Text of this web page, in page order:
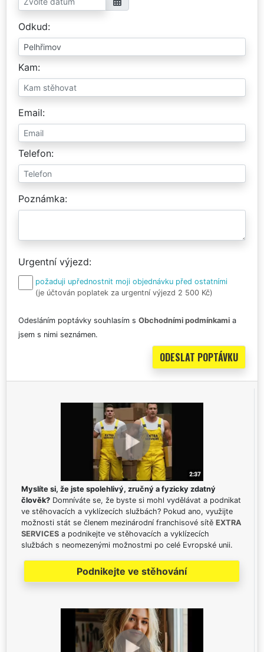
Odkud
Kam
Email
Telefon
Poznámka
Urgentní výjezd
požaduji upřednostnit moji objednávku před ostatními
(je účtován poplatek za urgentní výjezd 2 500 Kč)
Odesláním poptávky souhlasím s Obchodními podmínkami a
jsem s nimi seznámen.
Myslíte si, že jste spolehlivý, zručný a fyzicky zdatný
člověk? Domníváte se, že byste si mohl vydělávat a podnikat
ve stěhovacích a vyklízecích službách? Pokud ano, využijte
možnosti stát se členem mezinárodní franchisové sítě EXTRA
SERVICES a podnikejte ve stěhovacích a vyklízecích
službách s neomezenými možnostmi po celé Evropské unii.
Podnikejte ve stěhování